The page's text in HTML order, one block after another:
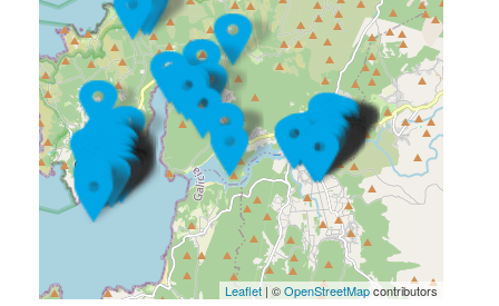
Leaflet| ©OpenStreetMapcontributors